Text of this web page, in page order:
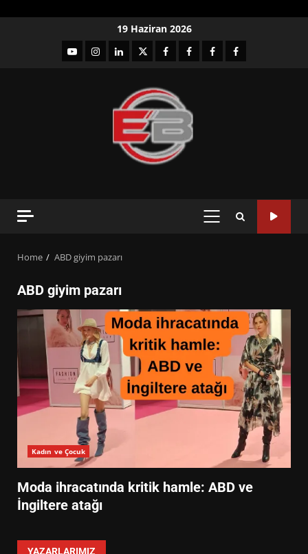
19 Haziran 2026
YouTubeInstagram
LinkedIntwitterfacebook-Facebook-
Facebook-Facebook-
PRIMARY
Home ABD giyim pazarı
ABD giyim pazarı
Kadın ve Çocuk
Moda ihracatında kritik hamle: ABD ve
İngiltere atağı
YAZARLARIMIZ